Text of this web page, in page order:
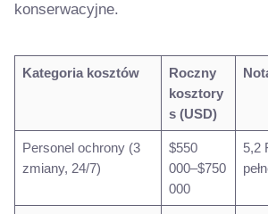
konserwacyjne.
Kategoria kosztów
Roczny
kosztory
s (USD)
Personel ochrony (3
zmiany, 24/7)
$550
000–$750
000
5,2